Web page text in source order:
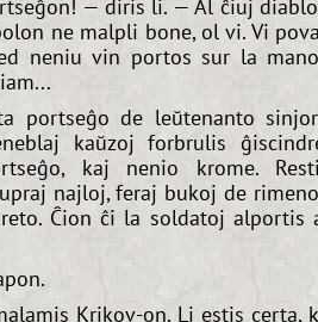
— diris li. — Al ĉiuj
ne malpli bone, ol vi. Vi
neniu vin portos sur la
portseĝo de leŭtenanto
kaŭzoj forbrulis
kaj nenio krome.
najloj, feraj bukoj de
Ĉion ĉi la soldatoj alportis
Krikov-on. Li estis certa,